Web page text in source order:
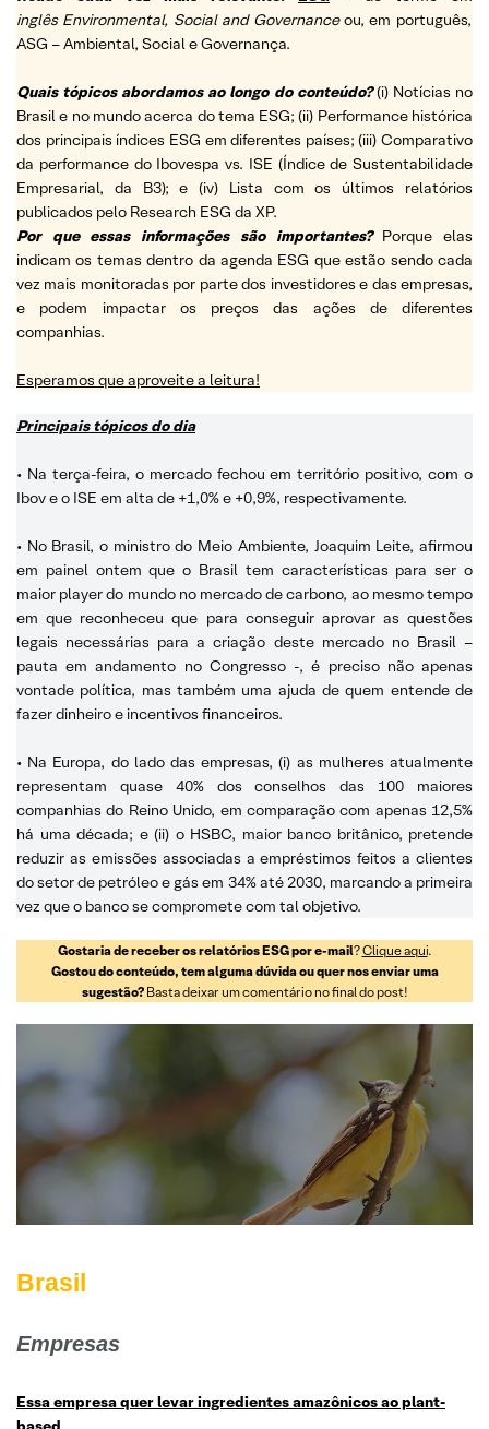
inglês Environmental, Social and Governanceou, em português,
ASG – Ambiental, Social e Governança.
Quais tópicos abordamos ao longo do conteúdo? (i) Notícias no
Brasil e no mundo acerca do tema ESG; (ii) Performance histórica
dos principais índices ESG em diferentes países; (iii) Comparativo
da performance do Ibovespa vs. ISE (Índice de Sustentabilidade
Empresarial, da B3); e (iv) Lista com os últimos relatórios
publicados pelo Research ESG da XP.
Por que essas informações são importantes? Porque elas
indicam os temas dentro da agenda ESG que estão sendo cada
vez mais monitoradas por parte dos investidores e das empresas,
e podem impactar os preços das ações de diferentes
companhias.
Esperamos que aproveite a leitura!
Principais tópicos do dia
• Na terça-feira, o mercado fechou em território positivo, com o
Ibov e o ISE em alta de +1,0% e +0,9%, respectivamente.
• No Brasil, o ministro do Meio Ambiente, Joaquim Leite, afirmou
em painel ontem que o Brasil tem características para ser o
maior player do mundo no mercado de carbono, ao mesmo tempo
em que reconheceu que para conseguir aprovar as questões
legais necessárias para a criação deste mercado no Brasil –
pauta em andamento no Congresso -, é preciso não apenas
vontade política, mas também uma ajuda de quem entende de
fazer dinheiro e incentivos financeiros.
• Na Europa, do lado das empresas, (i) as mulheres atualmente
representam quase 40% dos conselhos das 100 maiores
companhias do Reino Unido, em comparação com apenas 12,5%
há uma década; e (ii) o HSBC, maior banco britânico, pretende
reduzir as emissões associadas a empréstimos feitos a clientes
do setor de petróleo e gás em 34% até 2030, marcando a primeira
vez que o banco se compromete com tal objetivo.
Gostaria de receber os relatórios ESG por e-mail?Clique aqui.
Gostou do conteúdo, tem alguma dúvida ou quer nos enviar uma
sugestão?Basta deixar um comentário no final do post!
Brasil
Empresas
Essa empresa quer levar ingredientes amazônicos ao plant-